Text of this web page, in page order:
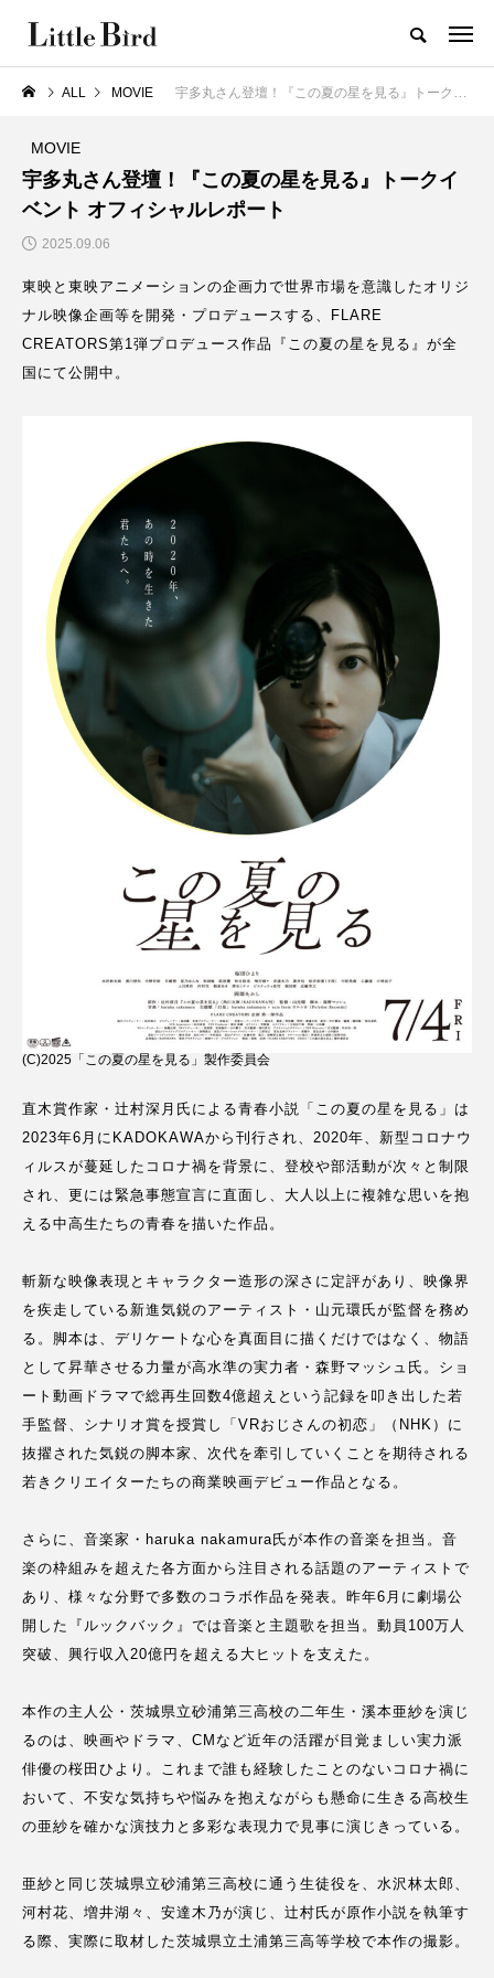
ALL MOVIE 宇多丸さん登壇！『この夏の星を見る』トークイベント オフィシャルレポート
MOVIE
宇多丸さん登壇！『この夏の星を見る』トークイ
ベント オフィシャルレポート
2025.09.06
東映と東映アニメーションの企画力で世界市場を意識したオリジ
ナル映像企画等を開発・プロデュースする、FLARE
CREATORS第1弾プロデュース作品『この夏の星を見る』が全
国にて公開中。
(C)2025「この夏の星を見る」製作委員会
直木賞作家・辻村深月氏による青春小説「この夏の星を見る」は
2023年6月にKADOKAWAから刊行され、2020年、新型コロナウ
ィルスが蔓延したコロナ禍を背景に、登校や部活動が次々と制限
され、更には緊急事態宣言に直面し、大人以上に複雑な思いを抱
える中高生たちの青春を描いた作品。
斬新な映像表現とキャラクター造形の深さに定評があり、映像界
を疾走している新進気鋭のアーティスト・山元環氏が監督を務め
る。脚本は、デリケートな心を真面目に描くだけではなく、物語
として昇華させる力量が高水準の実力者・森野マッシュ氏。ショ
ート動画ドラマで総再生回数4億超えという記録を叩き出した若
手監督、シナリオ賞を授賞し「VRおじさんの初恋」（NHK）に
抜擢された気鋭の脚本家、次代を牽引していくことを期待される
若きクリエイターたちの商業映画デビュー作品となる。
さらに、音楽家・haruka nakamura氏が本作の音楽を担当。音
楽の枠組みを超えた各方面から注目される話題のアーティストで
あり、様々な分野で多数のコラボ作品を発表。昨年6月に劇場公
開した『ルックバック』では音楽と主題歌を担当。動員100万人
突破、興行収入20億円を超える大ヒットを支えた。
本作の主人公・茨城県立砂浦第三高校の二年生・溪本亜紗を演じ
るのは、映画やドラマ、CMなど近年の活躍が目覚ましい実力派
俳優の桜田ひより。これまで誰も経験したことのないコロナ禍に
おいて、不安な気持ちや悩みを抱えながらも懸命に生きる高校生
の亜紗を確かな演技力と多彩な表現力で見事に演じきっている。
亜紗と同じ茨城県立砂浦第三高校に通う生徒役を、水沢林太郎、
河村花、増井湖々、安達木乃が演じ、辻村氏が原作小説を執筆す
る際、実際に取材した茨城県立土浦第三高等学校で本作の撮影。